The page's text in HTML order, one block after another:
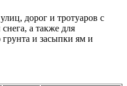
дорог и тротуаров с
а также для
и засыпки ям и